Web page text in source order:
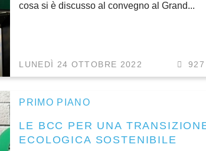
cosa si è discusso al convegno al Grand...
LUNEDÌ 24 OTTOBRE 2022 927
PRIMO PIANO
LE BCC PER UNA
ECOLOGICA SOSTENIBILE